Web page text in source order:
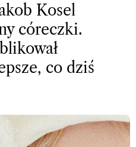
Kosel
córeczki.
co dziś